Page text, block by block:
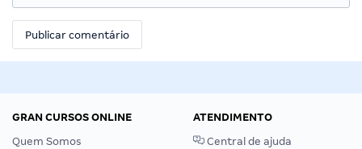
GRAN CURSOS ONLINE
Quem Somos
ATENDIMENTO
Central de ajuda